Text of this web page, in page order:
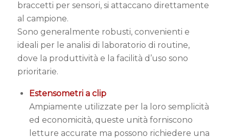
braccetti per sensori, si attaccano direttamente
al campione.
Sono generalmente robusti, convenienti e
ideali per le analisi di laboratorio di routine,
dove la produttività e la facilità d’uso sono
prioritarie.
Estensometri a clip
Ampiamente utilizzate per la loro semplicità
ed economicità, queste unità forniscono
letture accurate ma possono richiedere una